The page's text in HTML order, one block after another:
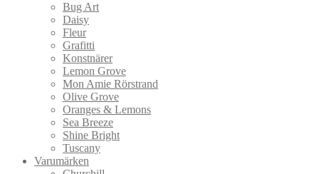
Bug Art
Daisy
Fleur
Grafitti
Konstnärer
Lemon Grove
Mon Amie Rörstrand
Olive Grove
Oranges & Lemons
Sea Breeze
Shine Bright
Tuscany
Varumärken